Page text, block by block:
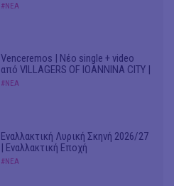
#ΝΕΑ
Venceremos | Νέο single + video
από VILLAGERS OF IOANNINA CITY |
#ΝΕΑ
Εναλλακτική Λυρική Σκηνή 2026/27
| Εναλλακτική Εποχή
#ΝΕΑ